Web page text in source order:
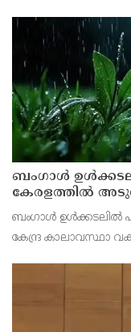
റിലീസായ് ഓണത്തിന്
ബംഗാൾ
കേരളത്തിൽ
ശക്തമായേക്കും
ബംഗാൾ ഉൾക്കടലിൽ
കേന്ദ്ര കാലാവസ്ഥാ
പ്രദേശങ്ങൾക്കുമായി